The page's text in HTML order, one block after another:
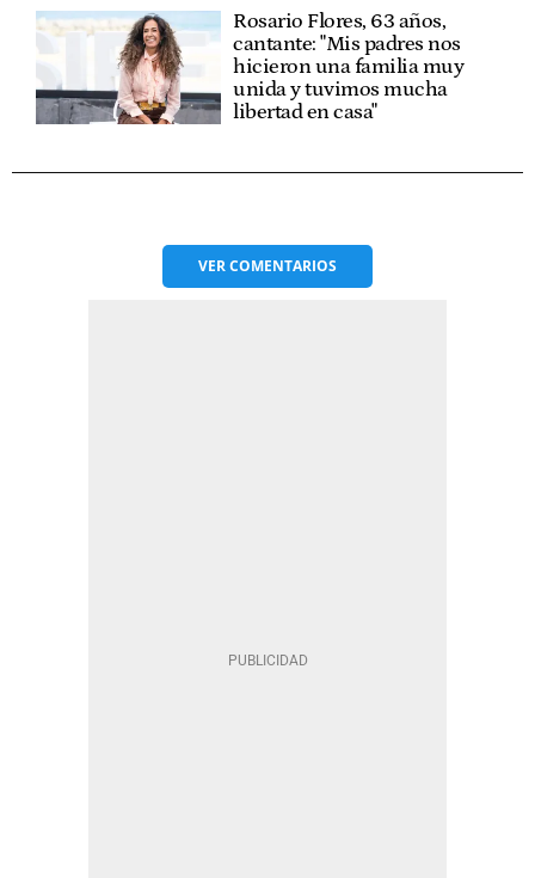
Rosario Flores, 63 años,
cantante: "Mis padres nos
hicieron una familia muy
unida y tuvimos mucha
libertad en casa"
VERCOMENTARIOS